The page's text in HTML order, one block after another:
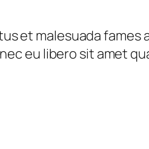
et malesuada fames
eu libero sit amet